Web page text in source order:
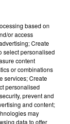
based on
or access
Create
select personalised
content
or combinations
services; Create
personalised
prevent and
and content;
may
data to offer